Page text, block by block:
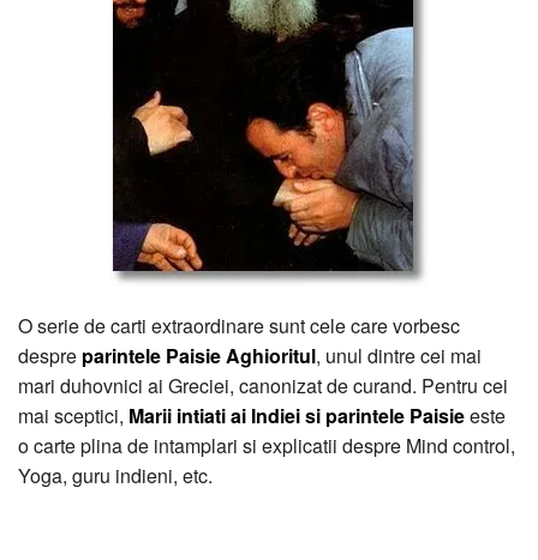
O serie de carti extraordinare sunt cele care vorbesc
despre parintele Paisie Aghioritul, unul dintre cei mai
mari duhovnici ai Greciei, canonizat de curand. Pentru cei
mai sceptici, Marii intiati ai Indiei si parintele Paisieeste
o carte plina de intamplari si explicatii despre Mind control,
Yoga, guru indieni, etc.